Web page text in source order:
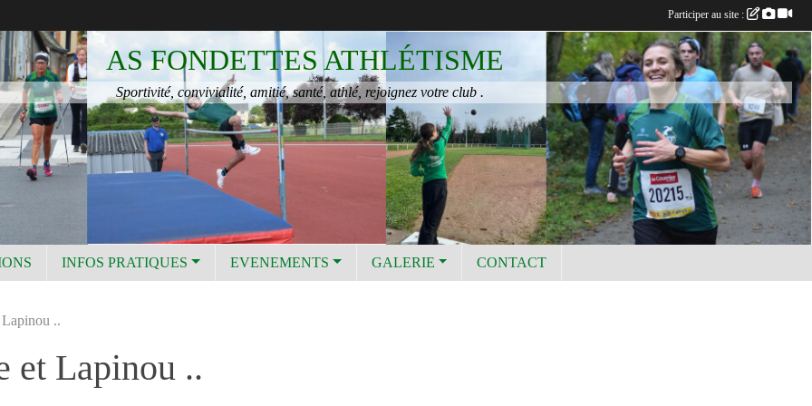
AS FONDETTES ATHLÉTISME
Sportivité, convivialité, amitié, santé, athlé, rejoignez votre club .
INFOS PRATIQUES EVENEMENTS GALERIE CONTACT
Lapinou ..
et Lapinou ..
Participer au site :